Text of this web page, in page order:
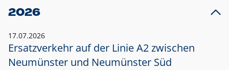
2026
17.07.2026
Ersatzverkehr auf der Linie A2 zwischen
Neumünster und Neumünster Süd